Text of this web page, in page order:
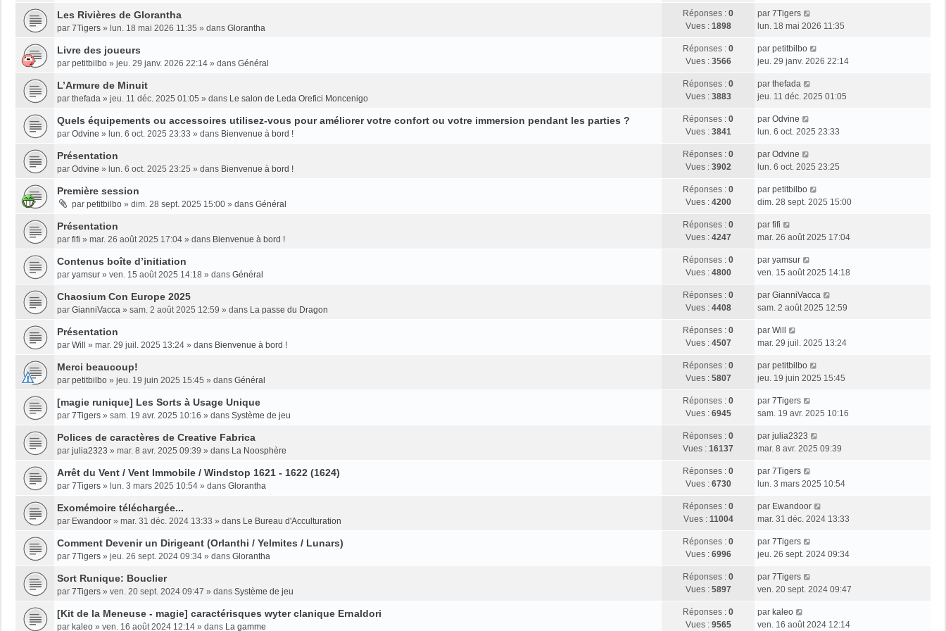
Les Rivières de Glorantha
par 7Tigers » lun. 18 mai 2026 11:35 » dans Glorantha
Réponses : 0
Vues : 1898
par 7Tigers
lun. 18 mai 2026 11:35
Livre des joueurs
par petitbilbo » jeu. 29 janv. 2026 22:14 » dans Général
Réponses : 0
Vues : 3566
par petitbilbo
jeu. 29 janv. 2026 22:14
L’Armure de Minuit
par thefada » jeu. 11 déc. 2025 01:05 » dans Le salon de Leda Orefici Moncenigo
Réponses : 0
Vues : 3883
par thefada
jeu. 11 déc. 2025 01:05
Quels équipements ou accessoires utilisez-vous pour améliorer votre confort ou votre immersion pendant les parties ?
par Odvine » lun. 6 oct. 2025 23:33 » dans Bienvenue à bord !
Réponses : 0
Vues : 3841
par Odvine
lun. 6 oct. 2025 23:33
Présentation
par Odvine » lun. 6 oct. 2025 23:25 » dans Bienvenue à bord !
Réponses : 0
Vues : 3902
par Odvine
lun. 6 oct. 2025 23:25
Première session
par petitbilbo » dim. 28 sept. 2025 15:00 » dans Général
Réponses : 0
Vues : 4200
par petitbilbo
dim. 28 sept. 2025 15:00
Présentation
par fifi » mar. 26 août 2025 17:04 » dans Bienvenue à bord !
Réponses : 0
Vues : 4247
par fifi
mar. 26 août 2025 17:04
Contenus boîte d’initiation
par yamsur » ven. 15 août 2025 14:18 » dans Général
Réponses : 0
Vues : 4800
par yamsur
ven. 15 août 2025 14:18
Chaosium Con Europe 2025
par GianniVacca » sam. 2 août 2025 12:59 » dans La passe du Dragon
Réponses : 0
Vues : 4408
par GianniVacca
sam. 2 août 2025 12:59
Présentation
par Will » mar. 29 juil. 2025 13:24 » dans Bienvenue à bord !
Réponses : 0
Vues : 4507
par Will
mar. 29 juil. 2025 13:24
Merci beaucoup!
par petitbilbo » jeu. 19 juin 2025 15:45 » dans Général
Réponses : 0
Vues : 5807
par petitbilbo
jeu. 19 juin 2025 15:45
[magie runique] Les Sorts à Usage Unique
par 7Tigers » sam. 19 avr. 2025 10:16 » dans Système de jeu
Réponses : 0
Vues : 6945
par 7Tigers
sam. 19 avr. 2025 10:16
Polices de caractères de Creative Fabrica
par julia2323 » mar. 8 avr. 2025 09:39 » dans La Noosphère
Réponses : 0
Vues : 16137
par julia2323
mar. 8 avr. 2025 09:39
Arrêt du Vent / Vent Immobile / Windstop 1621 - 1622 (1624)
par 7Tigers » lun. 3 mars 2025 10:54 » dans Glorantha
Réponses : 0
Vues : 6730
par 7Tigers
lun. 3 mars 2025 10:54
Exomémoire téléchargée...
par Ewandoor » mar. 31 déc. 2024 13:33 » dans Le Bureau d'Acculturation
Réponses : 0
Vues : 11004
par Ewandoor
mar. 31 déc. 2024 13:33
Comment Devenir un Dirigeant (Orlanthi / Yelmites / Lunars)
par 7Tigers » jeu. 26 sept. 2024 09:34 » dans Glorantha
Réponses : 0
Vues : 6996
par 7Tigers
jeu. 26 sept. 2024 09:34
Sort Runique: Bouclier
par 7Tigers » ven. 20 sept. 2024 09:47 » dans Système de jeu
Réponses : 0
Vues : 5897
par 7Tigers
ven. 20 sept. 2024 09:47
[Kit de la Meneuse - magie] caractérisques wyter clanique Ernaldori
par kaleo » ven. 16 août 2024 12:14 » dans La gamme
Réponses : 0
Vues : 9565
par kaleo
ven. 16 août 2024 12:14